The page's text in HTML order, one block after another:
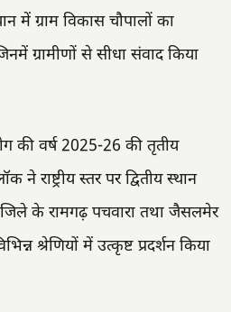
में ग्राम विकास चौपालों का
ग्रामीणों से सीधा संवाद किया
की वर्ष 2025-26 की तृतीय
ने राष्ट्रीय स्तर पर द्वितीय स्थान
जिले के रामगढ़ पचवारा तथा जैसलमेर
श्रेणियों में उत्कृष्ट प्रदर्शन किया